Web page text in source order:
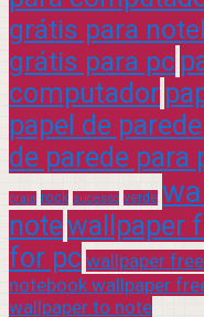
grátis para
grátis para pc
computador
papel de
de parede para
praia rock sucesso verde
notewallpaper
for pc wallpaper
notebook wallpaper
wallpaper to note